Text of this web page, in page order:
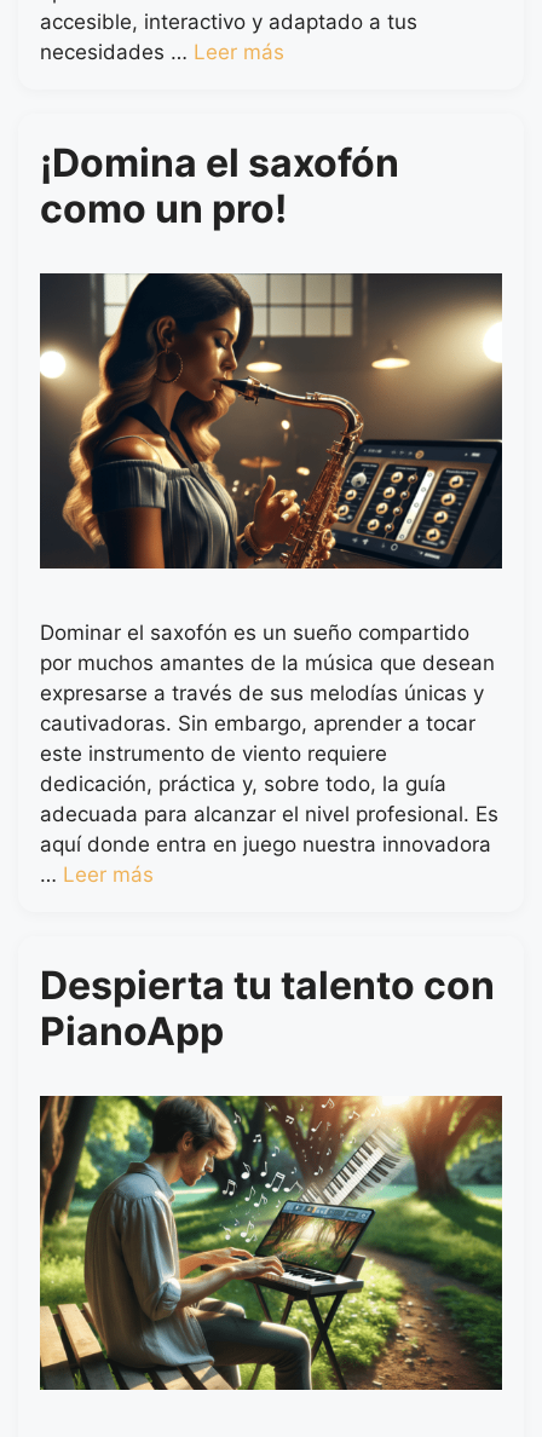
accesible, interactivo y adaptado a tus
necesidades … Leer más
¡Domina el saxofón
como un pro!
Dominar el saxofón es un sueño compartido
por muchos amantes de la música que desean
expresarse a través de sus melodías únicas y
cautivadoras. Sin embargo, aprender a tocar
este instrumento de viento requiere
dedicación, práctica y, sobre todo, la guía
adecuada para alcanzar el nivel profesional. Es
aquí donde entra en juego nuestra innovadora
… Leer más
Despierta tu talento con
PianoApp